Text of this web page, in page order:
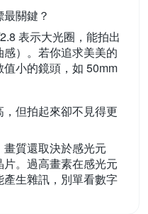
關鍵？
表示大光圈，能拍出
）。若你追求美美的
小的鏡頭，如 50mm
但拍起來卻不見得更
質還取決於感光元
。過高畫素在感光元
生雜訊，別單看數字